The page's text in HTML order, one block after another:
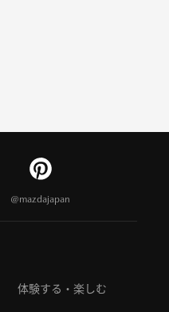
@mazdajapan
体験する・楽しむ